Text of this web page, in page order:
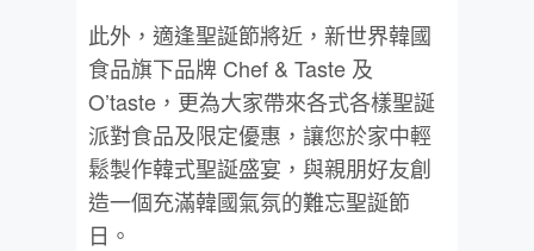
此外，適逢聖誕節將近，新世界韓國
食品旗下品牌 Chef & Taste 及
O’taste，更為大家帶來各式各樣聖誕
派對食品及限定優惠，讓您於家中輕
鬆製作韓式聖誕盛宴，與親朋好友創
造一個充滿韓國氣氛的難忘聖誕節
日。